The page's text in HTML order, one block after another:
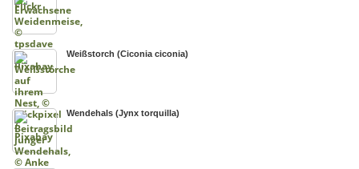
Weißstorch (Ciconia ciconia)
Wendehals (Jynx torquilla)